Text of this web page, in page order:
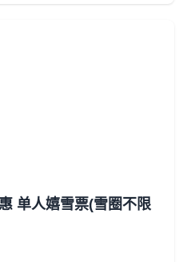
单人嬉雪票(雪圈不限